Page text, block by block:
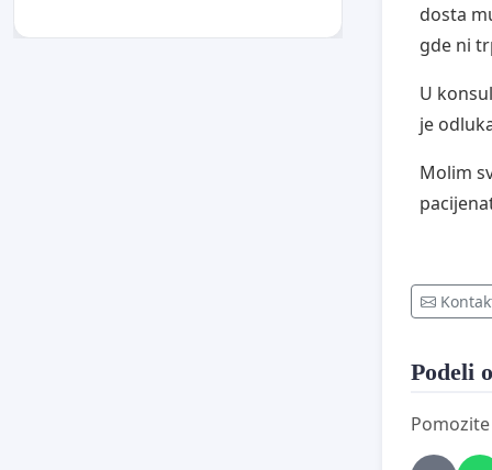
dosta
gde ni
U
je
Molim
Podeli